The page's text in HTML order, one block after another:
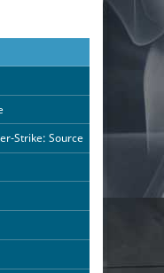
Strike: Source